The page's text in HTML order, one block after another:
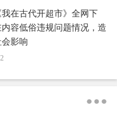
在古代开超市》全网下
容低俗违规问题情况，造
影响